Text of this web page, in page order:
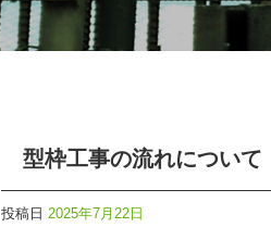
型枠工事の流れについて
投稿日 2025年7月22日